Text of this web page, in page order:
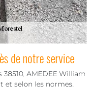
de notre service
AMEDEE William
et selon les normes.